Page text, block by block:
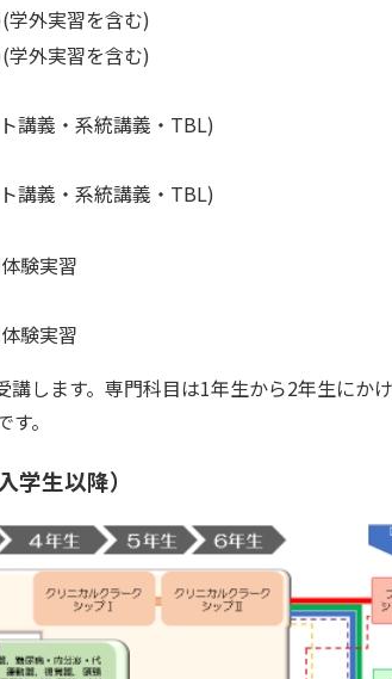
外実習を含む)
外実習を含む)
講義・系統講義・TBL)
講義・系統講義・TBL)
験実習
験実習
します。専門科目は1年生から2年生にか
。
生以降）